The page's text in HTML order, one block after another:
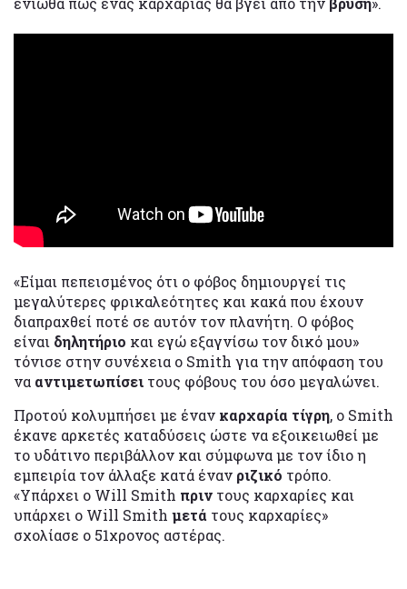
«Είμαι πεπεισμένος ότι ο φόβος δημιουργεί τις
μεγαλύτερες φρικαλεότητες και κακά που έχουν
διαπραχθεί ποτέ σε αυτόν τον πλανήτη. Ο φόβος
είναι δηλητήριο και εγώ εξαγνίσω τον δικό μου»
τόνισε στην συνέχεια ο Smith για την απόφαση του
να αντιμετωπίσει τους φόβους του όσο μεγαλώνει.
Προτού κολυμπήσει με έναν καρχαρία τίγρη, ο Smith
έκανε αρκετές καταδύσεις ώστε να εξοικειωθεί με
το υδάτινο περιβάλλον και σύμφωνα με τον ίδιο η
εμπειρία τον άλλαξε κατά έναν ριζικό τρόπο.
«Υπάρχει ο Will Smith πριν τους καρχαρίες και
υπάρχει ο Will Smith μετά τους καρχαρίες»
σχολίασε ο 51χρονος αστέρας.